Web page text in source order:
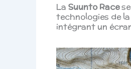
La Suunto Race
technologies de
intégrant un